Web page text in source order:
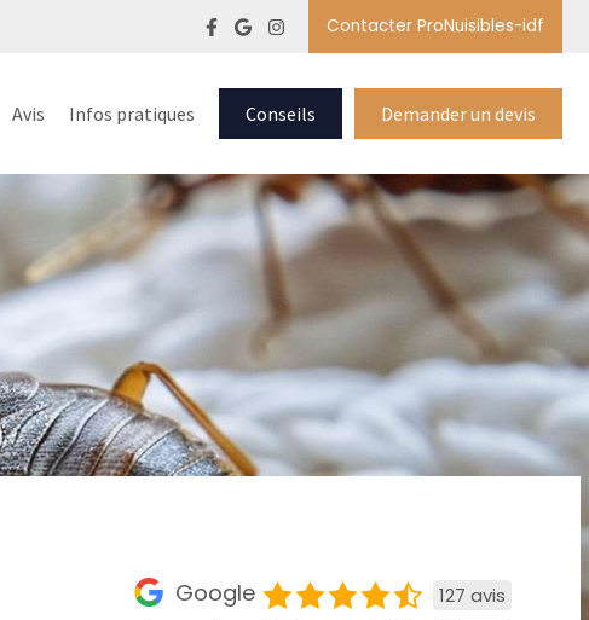
Contacter ProNuisibles-idf
Avis Infos pratiques Conseils Demander un devis
Google 127 avis